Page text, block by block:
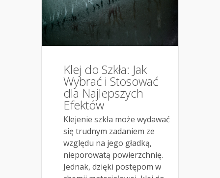
Klej do Szkła: Jak
Wybrać i Stosować
dla Najlepszych
Efektów
Klejenie szkła może wydawać
się trudnym zadaniem ze
względu na jego gładką,
nieporowatą powierzchnię.
Jednak, dzięki postępom w